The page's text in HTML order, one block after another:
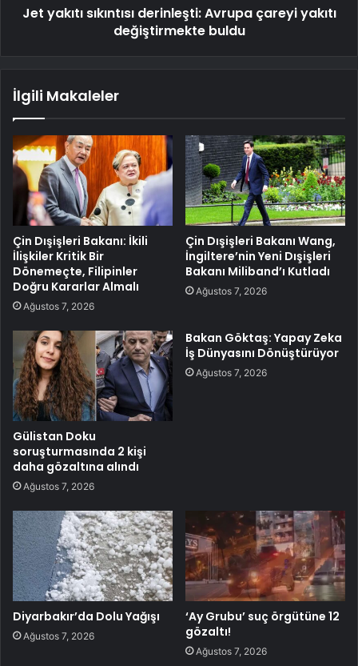
Jet yakıtı sıkıntısı derinleşti: Avrupa çareyi yakıtı
değiştirmekte buldu
İlgili Makaleler
Çin Dışişleri Bakanı: İkili
İlişkiler Kritik Bir
Dönemeçte, Filipinler
Doğru Kararlar Almalı
Ağustos 7, 2026
Çin Dışişleri Bakanı Wang,
İngiltere’nin Yeni Dışişleri
Bakanı Miliband’ı Kutladı
Ağustos 7, 2026
Gülistan Doku
soruşturmasında 2 kişi
daha gözaltına alındı
Ağustos 7, 2026
Bakan Göktaş: Yapay Zeka
İş Dünyasını Dönüştürüyor
Ağustos 7, 2026
Diyarbakır’da Dolu Yağışı
Ağustos 7, 2026
‘Ay Grubu’ suç örgütüne 12
gözaltı!
Ağustos 7, 2026